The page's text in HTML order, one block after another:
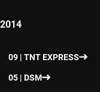
2014
09 | TNT EXPRESS
05 | DSM